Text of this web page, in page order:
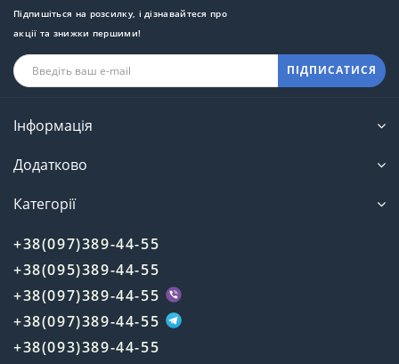
Підпишіться на розсилку, і дізнавайтеся про
акції та знижки першими!
ПІДПИСАТИСЯ
Інформація
Додатково
Категорії
+38(097)389-44-55
+38(095)389-44-55
+38(097)389-44-55
+38(097)389-44-55
+38(093)389-44-55